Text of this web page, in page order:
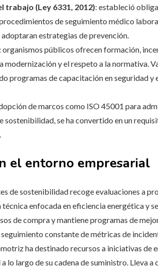
trabajo (Ley 6331, 2012): estableció
de seguimiento médico
estrategias de prevención.
: organismos públicos ofrecen formación,
y el respeto a la normativa.
programas de capacitación en seguridad y
de marcos como ISO 45001 para
se ha convertido en un
el entorno empresarial
de sostenibilidad recoge evaluaciones a
enfocada en eficiencia energética y
de compra y mantiene programas de
constante de métricas de
ha destinado recursos a iniciativas de
lo largo de su cadena de suministro. Lleva